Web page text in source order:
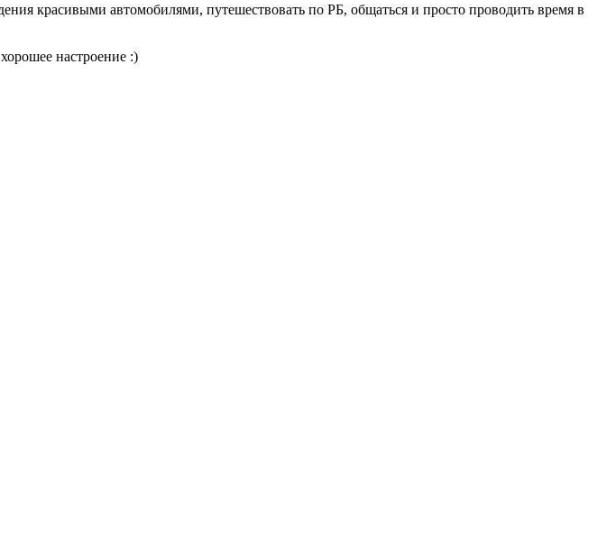
красивыми автомобилями, путешествовать по РБ, общаться и просто проводить время в
настроение :)